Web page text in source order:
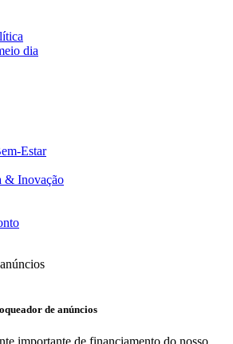
dia
Estar
& Inovação
de anúncios
importante de financiamento do nosso